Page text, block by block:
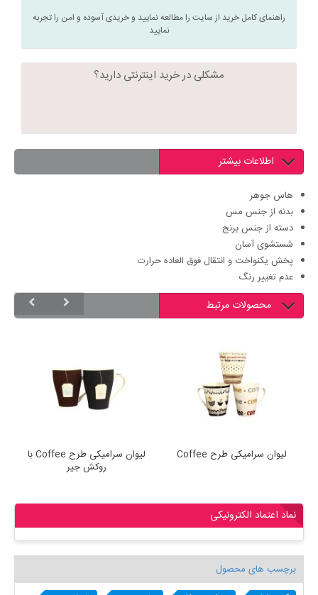
راهنمای کامل خرید از سایت را مطالعه نمایید و خریدی آسوده و امن را تجربه
نمایید
مشکلی در خرید اینترنتی دارید؟
اطلاعات بیشتر
هاس جوهر
بدنه از جنس مس
دسته از جنس برنج
شستشوی آسان
پخش یکنواخت و انتقال فوق العاده حرارت
عدم تغییر رنگ
محصولات مرتبط
لیوان سرامیکی طرح Coffee با
روکش جیر
لیوان سرامیکی طرح Coffee
نماد اعتماد الکترونیکی
برچسب های محصول